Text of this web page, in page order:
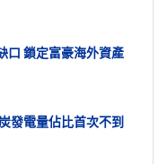
口 鎖定富豪海外資產
發電量佔比首次不到